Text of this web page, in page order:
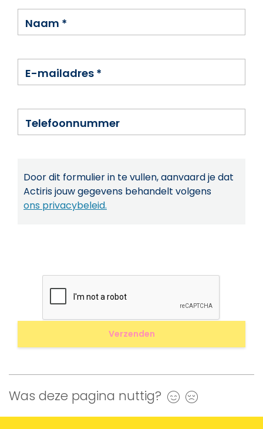
Naam *
E-mailadres *
Telefoonnummer
Door dit formulier in te vullen, aanvaard je dat
Actiris jouw gegevens behandelt volgens
ons privacybeleid.
Was deze pagina nuttig? Ja